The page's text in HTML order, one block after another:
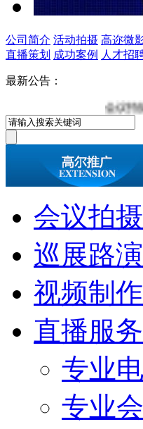
公司简介 活动拍摄 高迩微
直播策划 成功案例 人才招
最新公告：
会议拍摄公司、会
会议拍摄
巡展路演
视频制作
直播服务
专业
专业